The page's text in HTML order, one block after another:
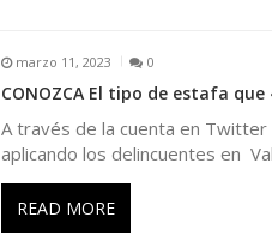
marzo 11, 2023 0
CONOZCA El tipo de estafa
A través de la cuenta en Twitter
aplicando los delincuentes en
READ MORE